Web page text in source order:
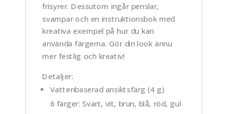
frisyrer. Dessutom ingår penslar,
svampar och en instruktionsbok med
kreativa exempel på hur du kan
använda färgerna. Gör din look ännu
mer festlig och kreativ!
Detaljer:
Vattenbaserad ansiktsfärg (4 g)
6 färger: Svart, vit, brun, blå, röd, gul